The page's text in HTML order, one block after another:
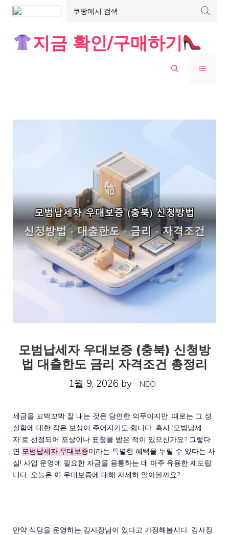
지금 확인/구매하기
MENU
모범납세자 우대보증 (충북) 신청방
법 대출한도 금리 자격조건 총정리
1월 9, 2026 by NEO
세금을 꼬박꼬박 잘 내는 것은 당연한 의무이지만, 때로는 그 성
실함에 대한 작은 보상이 주어지기도 합니다. 혹시 ‘모범납세
자’로 선정되어 포상이나 표창을 받은 적이 있으신가요? 그렇다
면 모범납세자 우대보증이라는 특별한 혜택을 누릴 수 있다는 사
실! 사업 운영에 필요한 자금을 융통하는 데 아주 유용한 제도랍
니다. 오늘은 이 우대보증에 대해 자세히 알아볼까요?
만약 식당을 운영하는 김사장님이 있다고 가정해봅시다. 김사장